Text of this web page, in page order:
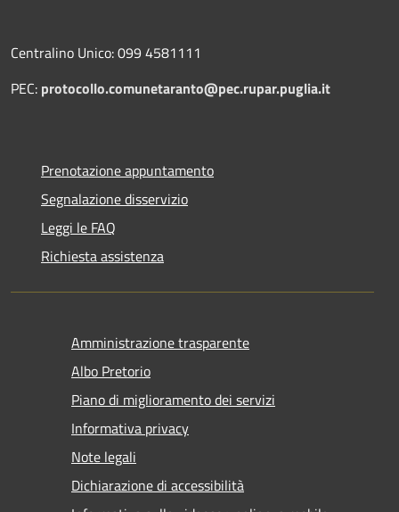
Centralino Unico: 099 4581111
PEC: protocollo.comunetaranto@pec.rupar.puglia.it
Prenotazione appuntamento
Segnalazione disservizio
Leggi le FAQ
Richiesta assistenza
Amministrazione trasparente
Albo Pretorio
Piano di miglioramento dei servizi
Informativa privacy
Note legali
Dichiarazione di accessibilità